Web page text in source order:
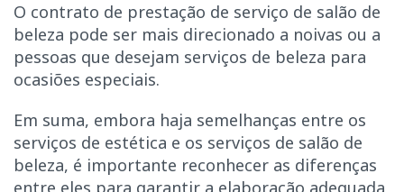
O contrato de prestação de serviço de salão de
beleza pode ser mais direcionado a noivas ou a
pessoas que desejam serviços de beleza para
ocasiões especiais.
Em suma, embora haja semelhanças entre os
serviços de estética e os serviços de salão de
beleza, é importante reconhecer as diferenças
entre eles para garantir a elaboração adequada